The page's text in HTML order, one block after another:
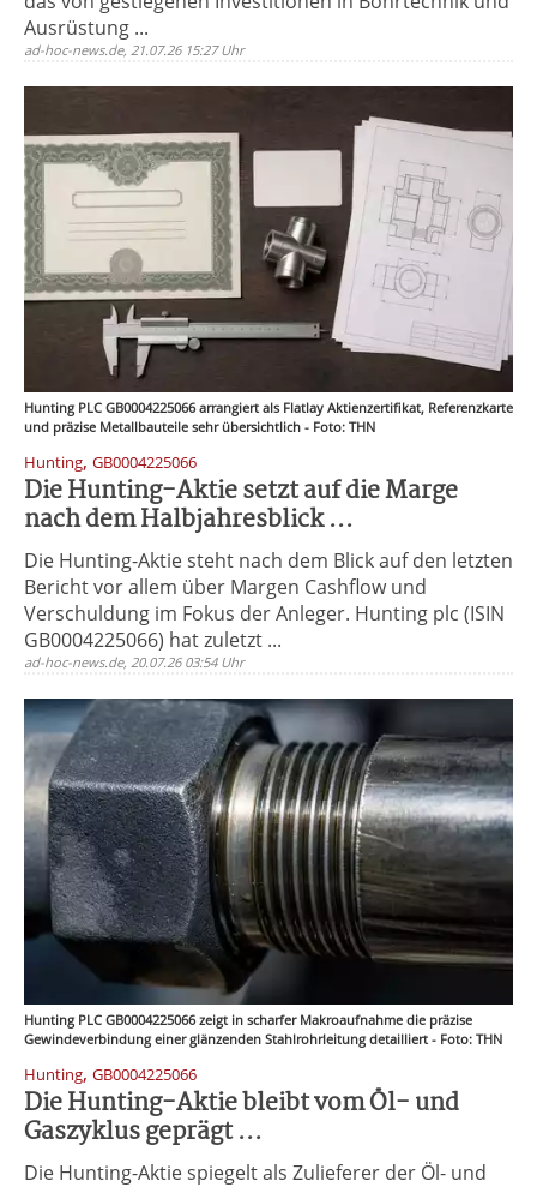
Ausrüstung ...
ad-hoc-news.de, 21.07.26 15:27 Uhr
Hunting PLC GB0004225066 arrangiert als Flatlay Aktienzertifikat, Referenzkarte
und präzise Metallbauteile sehr übersichtlich - Foto: THN
Hunting, GB0004225066
Die Hunting-Aktie setzt auf die Marge
nach dem Halbjahresblick ...
Die Hunting-Aktie steht nach dem Blick auf den letzten
Bericht vor allem über Margen Cashflow und
Verschuldung im Fokus der Anleger. Hunting plc (ISIN
GB0004225066) hat zuletzt ...
ad-hoc-news.de, 20.07.26 03:54 Uhr
Hunting PLC GB0004225066 zeigt in scharfer Makroaufnahme die präzise
Gewindeverbindung einer glänzenden Stahlrohrleitung detailliert - Foto: THN
Hunting, GB0004225066
Die Hunting-Aktie bleibt vom Öl- und
Gaszyklus geprägt ...
Die Hunting-Aktie spiegelt als Zulieferer der Öl- und